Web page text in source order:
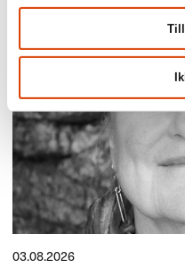
03.08.2026